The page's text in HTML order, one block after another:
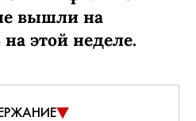
вышли на
этой неделе.